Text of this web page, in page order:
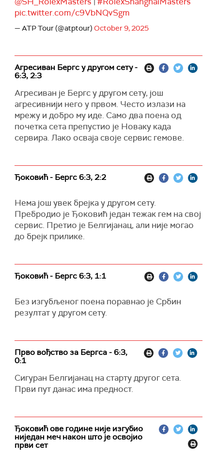
pic.twitter.com/c9VbNQvSgm
— ATP Tour (@atptour) October 9, 2025
Агресиван Бергс у другом сету -
6:3, 2:3
Агресиван је Бергс у другом сету, још
агресивнији него у првом. Често излази на
мрежу и добро му иде. Само два поена од
почетка сета препустио је Новаку када
сервира. Лако осваја своје сервис гемове.
Ђоковић - Бергс 6:3, 2:2
Нема још увек брејка у другом сету.
Пребродио је Ђоковић један тежак гем на свој
сервис. Претио је Белгијанац, али није могао
до брејк прилике.
Ђоковић - Бергс 6:3, 1:1
Без изгубљеног поена поравнао је Србин
резултат у другом сету.
Прво вођство за Бергса - 6:3,
0:1
Сигуран Белгијанац на старту другог сета.
Први пут данас има предност.
Ђоковић ове године није изгубио
ниједан меч након што је освојио
први сет